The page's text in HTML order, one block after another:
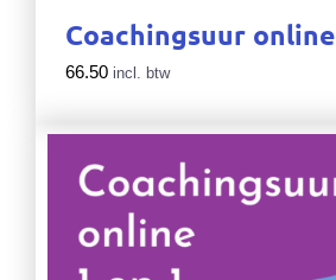
Coachingsuur online
66.50 incl. btw